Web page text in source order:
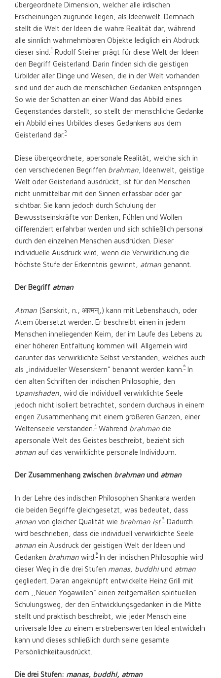
übergeordnete Dimension, welcher alle irdischen
Erscheinungen zugrunde liegen, als Ideenwelt. Demnach
stellt die Welt der Ideen die wahre Realität dar, während
alle sinnlich wahrnehmbaren Objekte lediglich ein Abdruck
dieser sind. 4 Rudolf Steiner prägt für diese Welt der Ideen
den Begriff Geisterland. Darin finden sich die geistigen
Urbilder aller Dinge und Wesen, die in der Welt vorhanden
sind und der auch die menschlichen Gedanken entspringen.
So wie der Schatten an einer Wand das Abbild eines
Gegenstandes darstellt, so stellt der menschliche Gedanke
ein Abbild eines Urbildes dieses Gedankens aus dem
Geisterland dar. 5
Diese übergeordnete, apersonale Realität, welche sich in
den verschiedenen Begriffen brahman , Ideenwelt, geistige
Welt oder Geisterland ausdrückt, ist für den Menschen
nicht unmittelbar mit den Sinnen erfassbar oder gar
sichtbar. Sie kann jedoch durch Schulung der
Bewusstseinskräfte von Denken, Fühlen und Wollen
differenziert erfahrbar werden und sich schließlich personal
durch den einzelnen Menschen ausdrücken. Dieser
individuelle Ausdruck wird, wenn die Verwirklichung die
höchste Stufe der Erkenntnis gewinnt, atman genannt.
Der Begriff atman
Atman (Sanskrit, n., आत्मन्,) kann mit Lebenshauch, oder
Atem übersetzt werden. Er beschreibt einen in jedem
Menschen inneliegenden Keim, der im Laufe des Lebens zu
einer höheren Entfaltung kommen will. Allgemein wird
darunter das verwirklichte Selbst verstanden, welches auch
als „individueller Wesenskern“ benannt werden kann. 6 In
den alten Schriften der indischen Philosophie, den
Upanishaden , wird die individuell verwirklichte Seele
jedoch nicht isoliert betrachtet, sondern durchaus in einem
engen Zusammenhang mit einem größeren Ganzen, einer
Weltenseele verstanden. 7 Während brahman die
apersonale Welt des Geistes beschreibt, bezieht sich
atman auf das verwirklichte personale Individuum.
Der Zusammenhang zwischen brahmanund atman
In der Lehre des indischen Philosophen Shankara werden
die beiden Begriffe gleichgesetzt, was bedeutet, dass
atman von gleicher Qualität wie brahman ist. 8 Dadurch
wird beschrieben, dass die individuell verwirklichte Seele
atman ein Ausdruck der geistigen Welt der Ideen und
Gedanken brahman wird. 9 In der indischen Philosophie wird
dieser Weg in die drei Stufen manas, buddhiund atman
gegliedert. Daran angeknüpft entwickelte Heinz Grill mit
dem ,,Neuen Yogawillen“ einen zeitgemäßen spirituellen
Schulungsweg, der den Entwicklungsgedanken in die Mitte
stellt und praktisch beschreibt, wie jeder Mensch eine
universale Idee zu einem erstrebenswerten Ideal entwickeln
kann und dieses schließlich durch seine gesamte
Persönlichkeitausdrückt.
Die drei Stufen: manas, buddhi, atman